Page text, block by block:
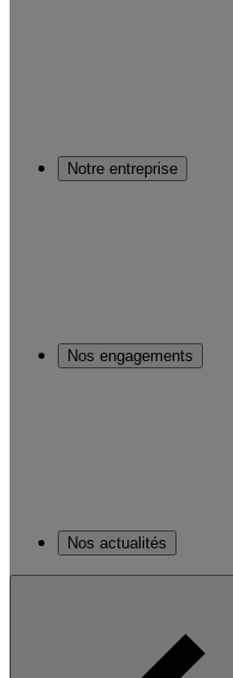
Notre entreprise
Nos engagements
Nos actualités